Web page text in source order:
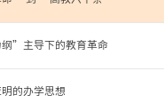
”主导下的教育革命
的办学思想